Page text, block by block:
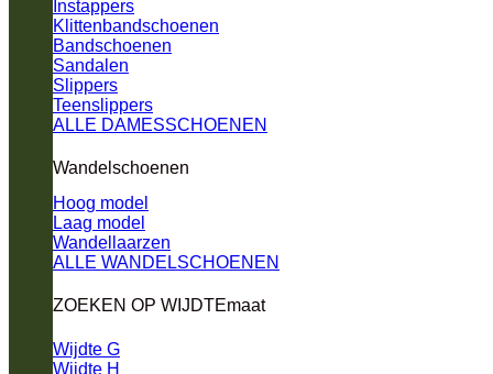
Instappers
Klittenbandschoenen
Bandschoenen
Sandalen
Slippers
Teenslippers
ALLE DAMESSCHOENEN
Wandelschoenen
Hoog model
Laag model
Wandellaarzen
ALLE WANDELSCHOENEN
ZOEKEN OP WIJDTEmaat
Wijdte G
Wijdte H